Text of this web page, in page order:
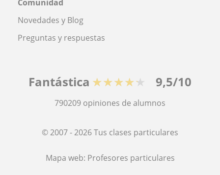
Comunidad
Novedades y Blog
Preguntas y respuestas
Fantástica ★★★★★ 9,5/10
790209 opiniones de alumnos
© 2007 - 2026 Tus clases particulares
Mapa web: Profesores particulares